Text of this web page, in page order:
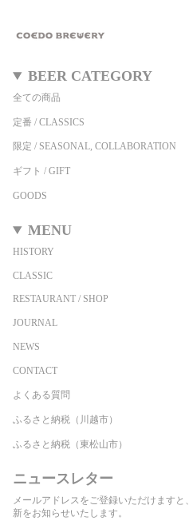
BEER CATEGORY
全ての商品
定番 / CLASSICS
限定 / SEASONAL, COLLABORATION
ギフト / GIFT
GOODS
MENU
HISTORY
CLASSIC
RESTAURANT / SHOP
JOURNAL
NEWS
CONTACT
よくある質問
ふるさと納税（川越市）
ふるさと納税（東松山市）
ニュースレター
メールアドレスをご登録いただけます
新をお知らせいたします。